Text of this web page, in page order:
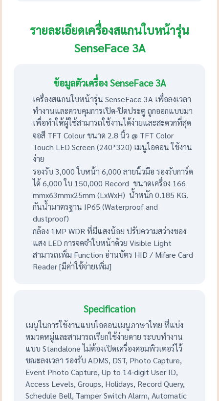
รายละเอียดเครื่องสแกนใบหน้ารุ่น
SenseFace 3A
ข้อมูลตัวเครื่อง SenseFace 3A
เครื่องสแกนใบหน้ารุ่น SenseFace 3A เพื่อลงเวลา
ทำงานและควบคุมการเปิด-ปิดประตู ถูกออกแบบมา
เพื่อทำให้ผู้ใช้สามารถใช้งานได้ง่ายและสะดวกที่สุด
จอสี TFT Colour ขนาด 2.8 นิ้ว @ TFT Color
Touch LED Screen (240*320) เมนูไอคอน ใช้งาน
ง่าย
รองรับ 3,000 ใบหน้า 6,000 ลายนิ้วมือ รองรับการ์ด
ได้ 6,000 ใบ 150,000 Record ขนาดเครื่อง 166
mmx63mmx25mm (LxWxH) น้ำหนัก 0.185 KG.
กันน้ำมาตรฐาน IP65 (Waterproof and
dustproof)
กล้อง 1MP WDR ที่มีแสงน้อย ปรับความสว่างของ
แสง LED การจดจำใบหน้าด้วย Visible Light
สามารถเพิ่ม Function อ่านบัตร HID / Mifare Card
Reader [มีค่าใช้จ่ายเพิ่ม]
Specification
เมนูในการใช้งานแบบไอคอนเมนูภาษาไทย ที่แบ่ง
หมวดหมู่และสามารถเรียกใช้ง่ายดาย ระบบทำงาน
แบบ Standalone ไม่ต้องเปิดเครื่องคอมพิวเตอร์ไว้
ขณะลงเวลา รองรับ ADMS, DST, Photo Capture,
Event Photo Capture, Up to 14-digit User ID,
Access Levels, Groups, Holidays, Record Query,
Schedule Bell, Tamper Switch Alarm, Automatic